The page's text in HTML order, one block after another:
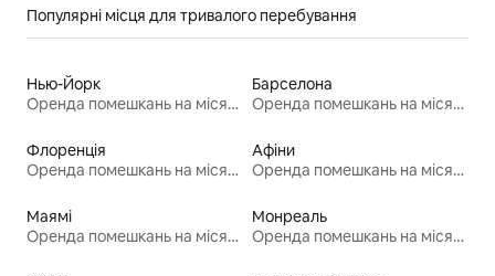
Популярні місця для тривалого перебування
Нью-Йорк
Оренда помешкань на місяць
Барселона
Оренда помешкань на місяць
Флоренція
Оренда помешкань на місяць
Афіни
Оренда помешкань на місяць
Маямі
Оренда помешкань на місяць
Монреаль
Оренда помешкань на місяць